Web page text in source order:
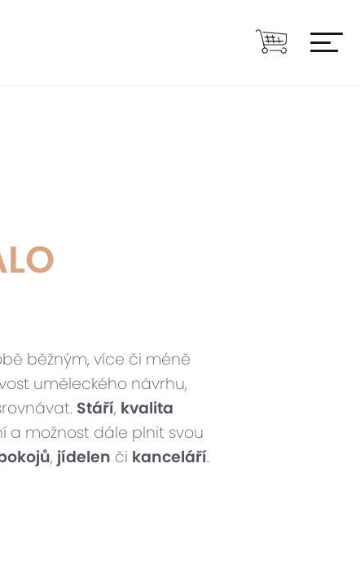
běžným, více či méně
uměleckého návrhu,
Stáří, kvalita
a možnost dále plnit svou
, jídelen či kanceláří.